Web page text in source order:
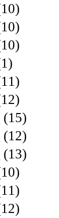
(15)
(12)
(13)